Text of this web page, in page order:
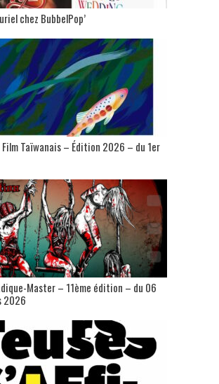
chez BubbelPop’
Taïwanais – Édition 2026 – du 1er
Master – 11ème édition – du 06
2026